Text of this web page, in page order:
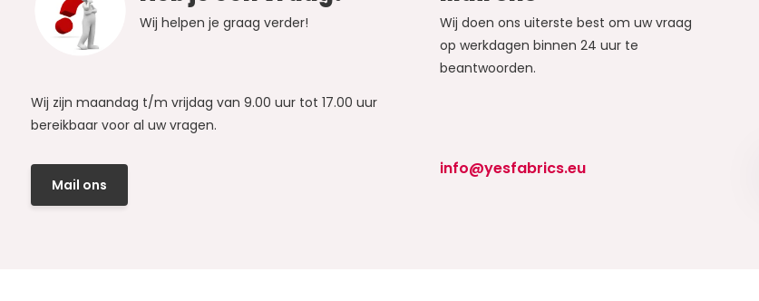
Wij helpen je graag verder!
Wij zijn maandag t/m vrijdag van 9.00 uur tot 17.00 uur
bereikbaar voor al uw vragen.
Mail ons
Wij doen ons uiterste best om uw vraag
op werkdagen binnen 24 uur te
beantwoorden.
info@yesfabrics.eu